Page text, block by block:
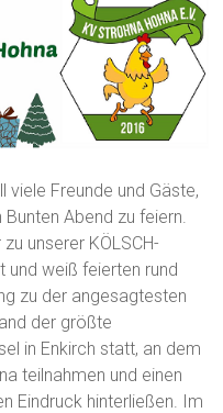
viele Freunde und Gäste,
Abend zu feiern.
unserer KÖLSCH-
und weiß feierten rund
zu der angesagtesten
der größte
in Enkirch statt, an dem
teilnahmen und einen
Eindruck hinterließen. Im